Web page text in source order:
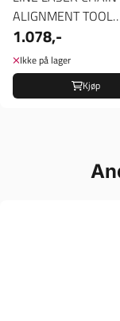
ALIGNMENT TOOL
MAGNETIC 12MM
1.078,-
Ikke på lager
Kjøp